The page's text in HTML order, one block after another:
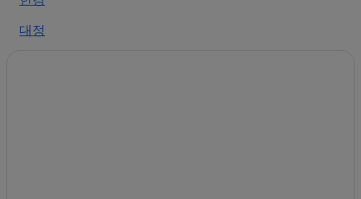
제주시의 가족 여행 호텔
대정